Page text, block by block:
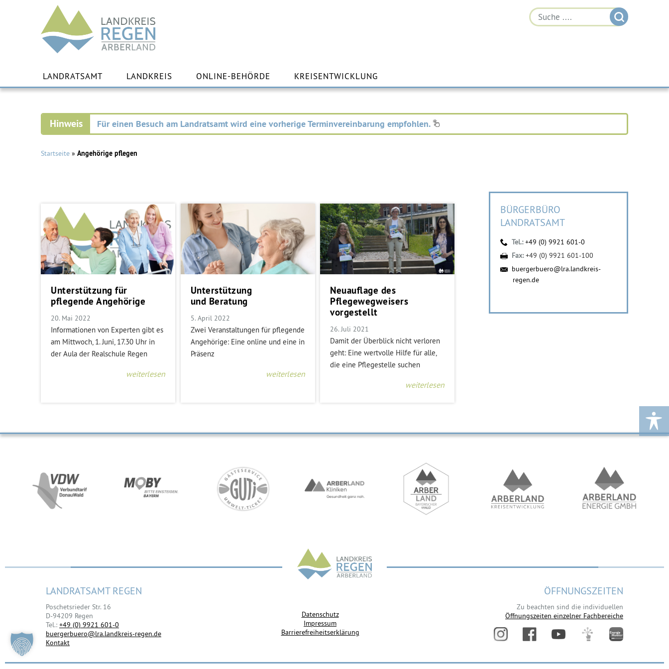
Landkreis
Regen
Inhalt
springen
LANDRATSAMT LANDKREIS ONLINE-BEHÖRDE KREISENTWICKLUNG
Für einen Besuch am Landratsamt wird eine vorherige Terminvereinbarung empfohlen.
Startseite » Angehörige pflegen
Unterstützung für
pflegende Angehörige
20. Mai 2022
Informationen von Experten gibt es
am Mittwoch, 1. Juni, 17.30 Uhr in
der Aula der Realschule Regen
weiterlesen
Unterstützung
und Beratung
5. April 2022
Zwei Veranstaltungen für pflegende
Angehörige: Eine online und eine in
Präsenz
weiterlesen
Neuauflage des
Pflegewegweisers
vorgestellt
26. Juli 2021
Damit der Überblick nicht verloren
geht: Eine wertvolle Hilfe für alle,
die eine Pflegestelle suchen
weiterlesen
BÜRGERBÜRO
LANDRATSAMT
Tel.:+49 (0) 9921 601-0
Fax:+49 (0) 9921 601-100
buergerbuero@lra.landkreis-
regen.de
LANDRATSAMT REGEN
Poschetsrieder Str. 16
D-94209 Regen
Tel.: +49 (0) 9921 601-0
buergerbuero@lra.landkreis-regen.de
Kontakt
Datenschutz
Impressum
Barrierefreiheitserklärung
ÖFFNUNGSZEITEN
Zu beachten sind die individuellen
Öffnungszeiten einzelner Fachbereiche